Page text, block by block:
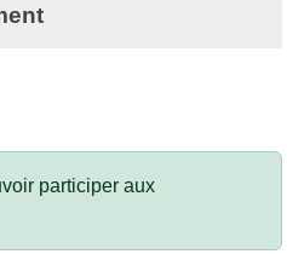
participer aux